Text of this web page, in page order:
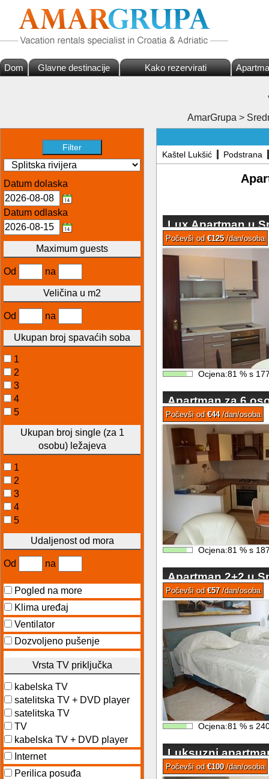
Dom Glavne destinacije Kako rezervirati
AmarGrupa >
Datum dolaska
Datum odlaska
Maximum guests
Od na
Veličina u m2
Od na
Ukupan broj spavaćih soba
1
2
3
4
5
Ukupan broj single (za 1
osobu) ležajeva
1
2
3
4
5
Udaljenost od mora
Od na
Pogled na more
Klima uređaj
Ventilator
Dozvoljeno pušenje
Vrsta TV priključka
kabelska TV
satelitska TV + DVD player
satelitska TV
TV
kabelska TV + DVD player
Internet
Perilica posuđa
Kaštel Lukšić Podstrana
Lux Apartman u
Bačvica
Počevši od €125/dan/osoba
Ocjena:81 % s
Apartman za 6
Kastelima Split
Počevši od €44/dan/osoba
Ocjena:81 % s
Apartman 2+2 u
Bačvica
Počevši od €57/dan/osoba
Ocjena:81 % s
Luksuzni
pogledom na
Počevši od €100/dan/osoba